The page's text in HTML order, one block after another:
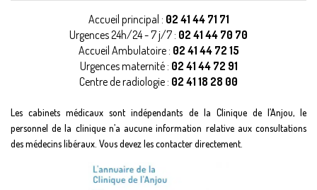
Accueil principal : 02 41 44 71 71
Urgences 24h/24 - 7 j/7 : 02 41 44 70 70
Accueil Ambulatoire : 02 41 44 72 15
Urgences maternité : 02 41 44 72 91
Centre de radiologie : 02 41 18 28 00
Les cabinets médicaux sont indépendants de la Clinique de l’Anjou, le
personnel de la clinique n’a aucune information relative aux consultations
des médecins libéraux. Vous devez les contacter directement.